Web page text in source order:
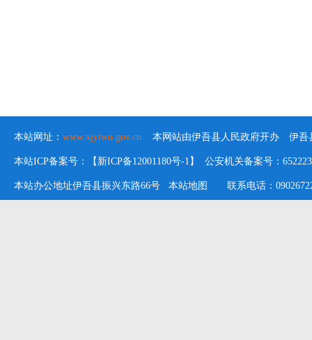
本站网址： www.xjyiwu.gov.cn 本网站由伊吾县人民政府开办 伊吾
本站ICP备案号：【新ICP备12001180号-1】 公安机关备案号：
本站办公地址伊吾县振兴东路66号 本站地图 联系电话：